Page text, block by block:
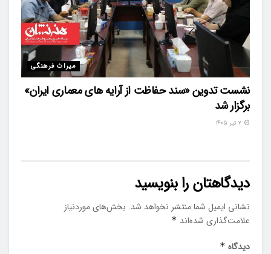
میراث فرهنگی
نشست تدوین «سند حفاظت از آرایه های معماری ایران»
برگزار شد
دیدگاهتان را بنویسید
نشانی ایمیل شما منتشر نخواهد شد. بخش‌های موردنیاز
علامت‌گذاری شده‌اند *
دیدگاه *